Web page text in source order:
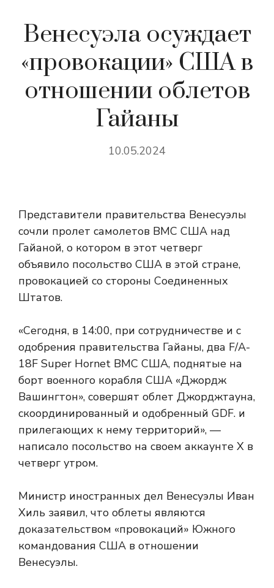
Венесуэла осуждает
«провокации» США в
отношении облетов
Гайаны
10.05.2024
Представители правительства Венесуэлы
сочли пролет самолетов ВМС США над
Гайаной, о котором в этот четверг
объявило посольство США в этой стране,
провокацией со стороны Соединенных
Штатов.
«Сегодня, в 14:00, при сотрудничестве и с
одобрения правительства Гайаны, два F/A-
18F Super Hornet ВМС США, поднятые на
борт военного корабля США «Джордж
Вашингтон», совершят облет Джорджтауна,
скоординированный и одобренный GDF. и
прилегающих к нему территорий», —
написало посольство на своем аккаунте X в
четверг утром.
Министр иностранных дел Венесуэлы Иван
Хиль заявил, что облеты являются
доказательством «провокаций» Южного
командования США в отношении
Венесуэлы.